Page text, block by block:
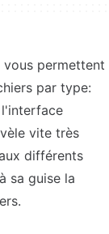
permettent
par type:
l'interface
vite très
différents
sa guise la